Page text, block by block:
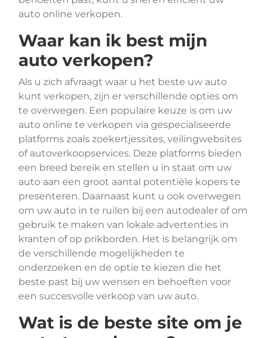
auto online verkopen.
Waar kan ik best mijn
auto verkopen?
Als u zich afvraagt waar u het beste uw auto
kunt verkopen, zijn er verschillende opties om
te overwegen. Een populaire keuze is om uw
auto online te verkopen via gespecialiseerde
platforms zoals zoekertjessites, veilingwebsites
of autoverkoopservices. Deze platforms bieden
een breed bereik en stellen u in staat om uw
auto aan een groot aantal potentiële kopers te
presenteren. Daarnaast kunt u ook overwegen
om uw auto in te ruilen bij een autodealer of om
gebruik te maken van lokale advertenties in
kranten of op prikborden. Het is belangrijk om
de verschillende mogelijkheden te
onderzoeken en de optie te kiezen die het
beste past bij uw wensen en behoeften voor
een succesvolle verkoop van uw auto.
Wat is de beste site om je